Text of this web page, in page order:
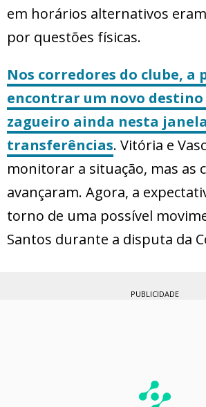
em horários alternativos
por questões físicas.
Nos corredores do clube, a
encontrar um novo destino
zagueiro ainda nesta
transferências. Vitória e
monitorar a situação, mas as
avançaram. Agora, a
torno de uma possível
Santos durante a disputa da
PUBLICIDADE